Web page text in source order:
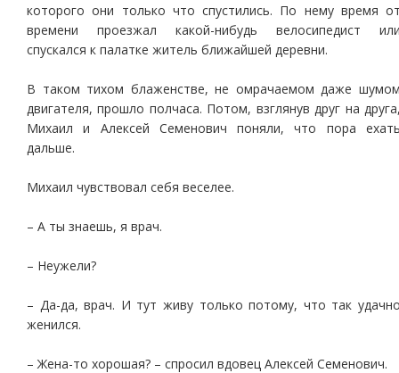
которого они только что спустились. По нему время
времени проезжал какой-нибудь велосипедист
спускался к палатке житель ближайшей деревни.
В таком тихом блаженстве, не омрачаемом даже
двигателя, прошло полчаса. Потом, взглянув друг на
Михаил и Алексей Семенович поняли, что пора
дальше.
Михаил чувствовал себя веселее.
– А ты знаешь, я врач.
– Неужели?
– Да-да, врач. И тут живу только потому, что так
женился.
– Жена-то хорошая? – спросил вдовец Алексей Семенович.